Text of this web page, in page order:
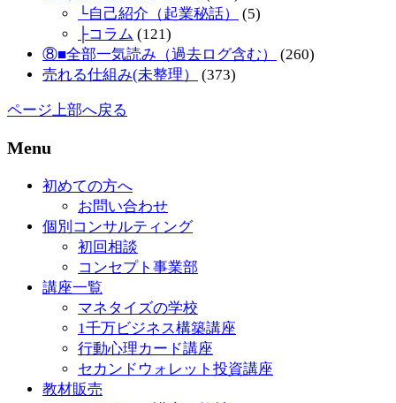
└自己紹介（起業秘話）
(5)
├コラム (121)
⑧■全部一気読み（過去ログ含む）
(260)
売れる仕組み(未整理）
(373)
ページ上部へ戻る
Menu
初めての方へ
お問い合わせ
個別コンサルティング
初回相談
コンセプト事業部
講座一覧
マネタイズの学校
1千万ビジネス構築講座
行動心理カード講座
セカンドウォレット投資講座
教材販売